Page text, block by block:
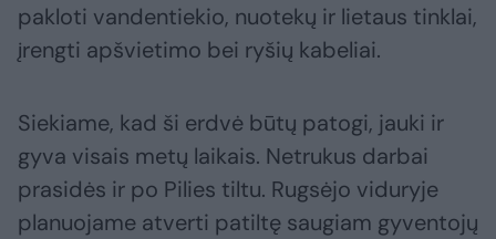
pakloti vandentiekio, nuotekų ir lietaus tinklai,
įrengti apšvietimo bei ryšių kabeliai.
Siekiame, kad ši erdvė būtų patogi, jauki ir
gyva visais metų laikais. Netrukus darbai
prasidės ir po Pilies tiltu. Rugsėjo viduryje
planuojame atverti patiltę saugiam gyventojų